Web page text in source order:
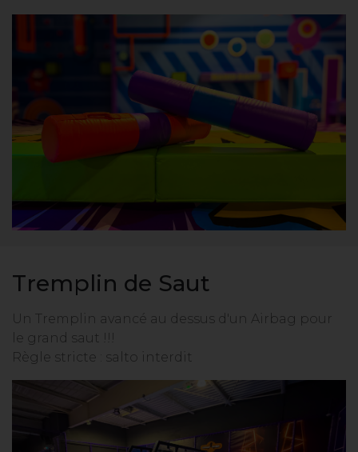
Tremplin de Saut
Un Tremplin avancé au dessus d'un Airbag pour
le grand saut !!!
Règle stricte : salto interdit